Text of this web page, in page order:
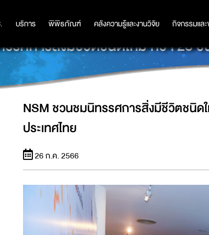
บริการ พิพิธภัณฑ์ คลังความรู้และงานวิจัย กิจกรรมแล
บริการ พิพิธภัณฑ์ คลังความรู้และงานวิจัย กิจกรรมแล
รศการสิ่งมีชีวิตชนิดใหม่ กว่า 28
NSM ชวนชมนิทรรศการสิ่งมีชีวิตชนิ
ประเทศไทย
26 ก.ค. 2566